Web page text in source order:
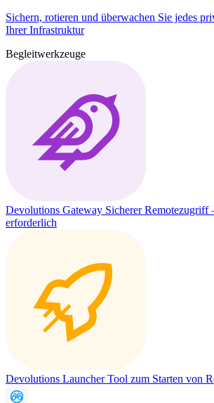
Sichern, rotieren und überwachen Sie jedes
Ihrer Infrastruktur
Begleitwerkzeuge
Devolutions Gateway Sicherer
erforderlich
Devolutions Launcher Tool zum Starten von